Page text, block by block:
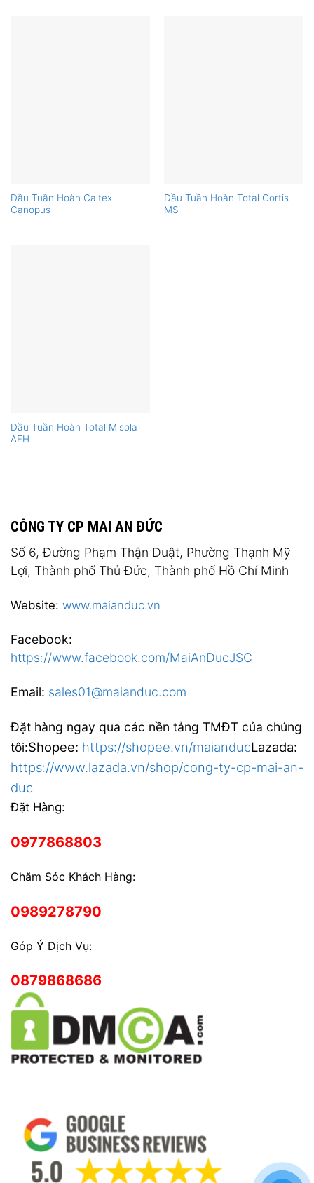
Dầu Tuần Hoàn Caltex
Canopus
Dầu Tuần Hoàn Total Cortis
MS
Dầu Tuần Hoàn Total Misola
AFH
CÔNG TY CP MAI AN ĐỨC
Số 6, Đường Phạm Thận Duật, Phường Thạnh Mỹ
Lợi, Thành phố Thủ Đức, Thành phố Hồ Chí Minh
Website: www.maianduc.vn
Facebook:
https://www.facebook.com/MaiAnDucJSC
Email: sales01@maianduc.com
Đặt hàng ngay qua các nền tảng TMĐT của chúng
tôi:Shopee: https://shopee.vn/maianducLazada:
https://www.lazada.vn/shop/cong-ty-cp-mai-an-
duc
Đặt Hàng:
0977868803
Chăm Sóc Khách Hàng:
0989278790
Góp Ý Dịch Vụ:
0879868686